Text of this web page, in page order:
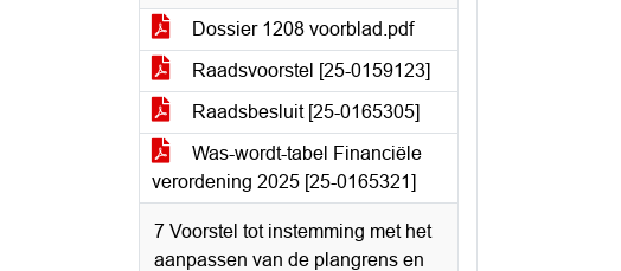
Dossier 1208 voorblad.pdf
Raadsvoorstel [25-0159123]
Raadsbesluit [25-0165305]
Was-wordt-tabel Financiële
verordening 2025 [25-0165321]
7 Voorstel tot instemming met het
aanpassen van de plangrens en